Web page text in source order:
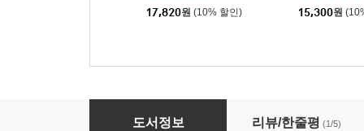
17,820원 (10% 할인) 15,300원
먼나라 이웃나라 9 : 우리나라
도서정보 리뷰/한줄평 (1/5)